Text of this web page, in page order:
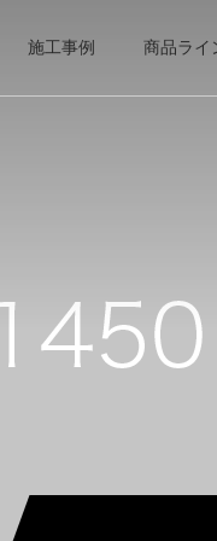
施工事例 商品ライ